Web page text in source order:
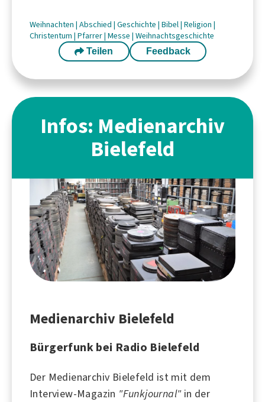
Weihnachten | Abschied | Geschichte | Bibel| Religion |
Christentum | Pfarrer| Messe | Weihnachtsgeschichte
Teilen Feedback
Infos: Medienarchiv
Bielefeld
Medienarchiv Bielefeld
Bürgerfunk bei Radio Bielefeld
Der Medienarchiv Bielefeld ist mit dem
Interview-Magazin "Funkjournal"in der